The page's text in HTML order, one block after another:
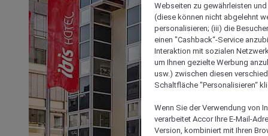
Webseiten zu gewährleisten
(diese können nicht abgelehnt
personalisieren; (iii) die
einen "Cashback“-Service
Interaktion mit sozialen
um Ihnen gezielte Werbung
usw.) zwischen diesen
Schaltfläche "Personalisieren“
Wenn Sie der Verwendung von
verarbeitet Accor Ihre E-Mail-
Version, kombiniert mit Ihren